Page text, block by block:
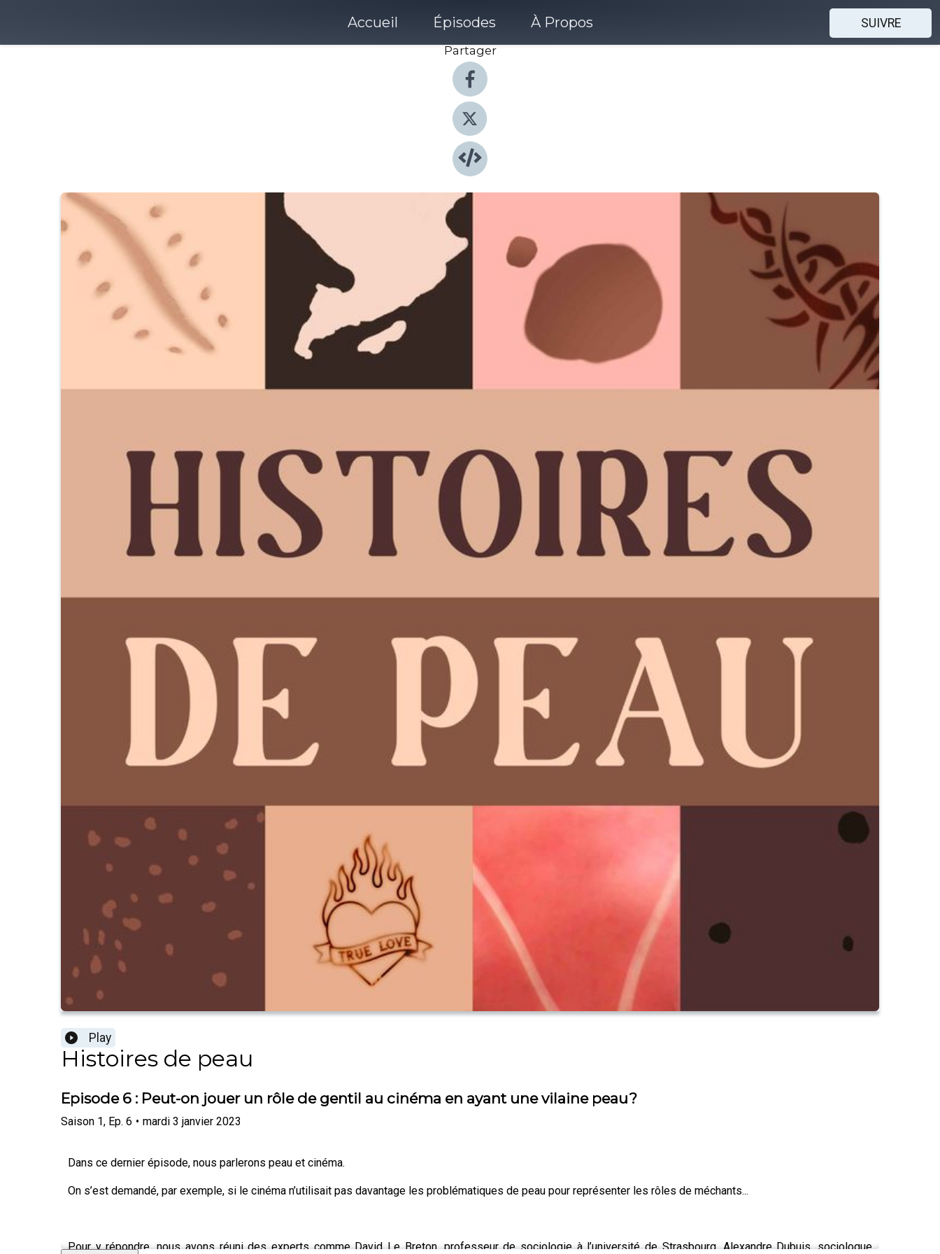
Accueil Épisodes À Propos
SUIVRE
Partager
Play
Histoires de peau
Episode 6 : Peut-on jouer un rôle de gentil au cinéma en ayant une vilaine peau?
Saison 1, Ep. 6 • mardi 3 janvier 2023
Dans ce dernier épisode, nous parlerons peau et cinéma.
On s’est demandé, par exemple, si le cinéma n’utilisait pas davantage les problématiques de peau pour représenter les rôles de méchants...
Pour y répondre, nous avons réuni des experts comme David Le Breton, professeur de sociologie à l’université de Strasbourg, Alexandre Dubuis, sociologue